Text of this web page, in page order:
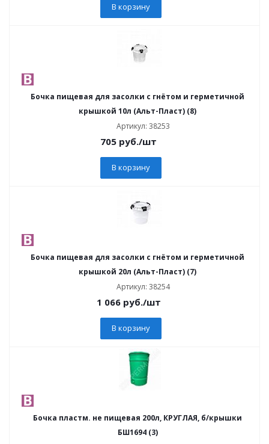
В корзину
Бочка пищевая для засолки с гнётом и герметичной
крышкой 10л (Альт-Пласт) (8)
Артикул: 38253
705 руб./шт
В корзину
Бочка пищевая для засолки с гнётом и герметичной
крышкой 20л (Альт-Пласт) (7)
Артикул: 38254
1 066руб./шт
В корзину
Бочка пластм. не пищевая 200л, КРУГЛАЯ, б/крышки
БШ1694 (3)